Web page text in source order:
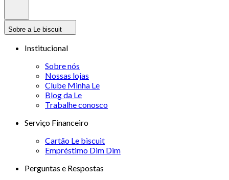
Sobre a Le biscuit
Institucional
Sobre nós
Nossas lojas
Clube Minha Le
Blog da Le
Trabalhe conosco
Serviço Financeiro
Cartão Le biscuit
Empréstimo Dim Dim
Perguntas e Respostas